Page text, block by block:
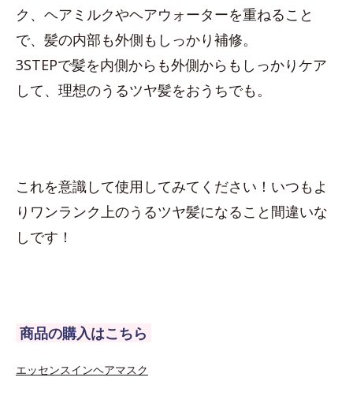
ク、ヘアミルクやヘアウォーターを重ねること
で、髪の内部も外側もしっかり補修。
3STEPで髪を内側からも外側からもしっかりケア
して、理想のうるツヤ髪をおうちでも。
これを意識して使用してみてください！いつもよ
りワンランク上のうるツヤ髪になること間違いな
しです！
商品の購入はこちら
エッセンスインヘアマスク